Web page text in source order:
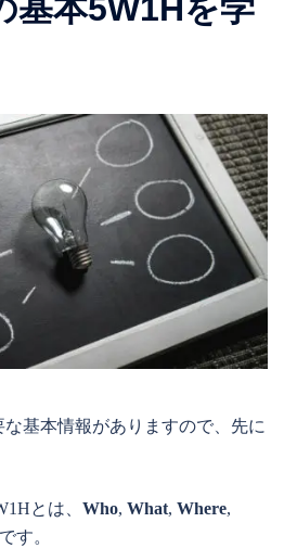
基本5W1Hを学
基本情報がありますので、先に
とは、 Who, What, Where,
す。